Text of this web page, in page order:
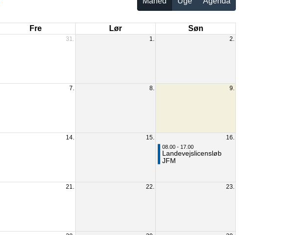
Fre Lør Søn
31. 1. 2.
7. 8. 9.
14. 15. 16.
08.00 - 17.00
Landevejslicensløb
JFM
21. 22. 23.